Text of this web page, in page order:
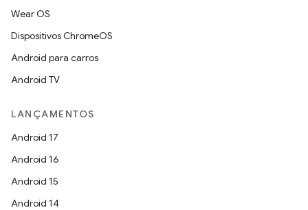
Wear OS
Dispositivos ChromeOS
Android para carros
Android TV
LANÇAMENTOS
Android 17
Android 16
Android 15
Android 14